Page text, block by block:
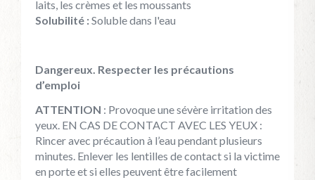
laits, les crèmes et les moussants
Solubilité :Soluble dans l'eau
Dangereux. Respecter les précautions
d’emploi
ATTENTION : Provoque une sévère irritation des
yeux. EN CAS DE CONTACT AVEC LES YEUX :
Rincer avec précaution à l’eau pendant plusieurs
minutes. Enlever les lentilles de contact si la victime
en porte et si elles peuvent être facilement